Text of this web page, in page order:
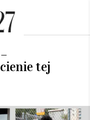
tej